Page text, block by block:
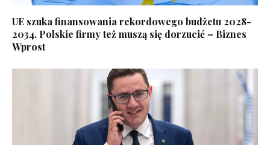
UE szuka finansowania rekordowego budżetu 2028-
2034. Polskie firmy też muszą się dorzucić – Biznes
Wprost